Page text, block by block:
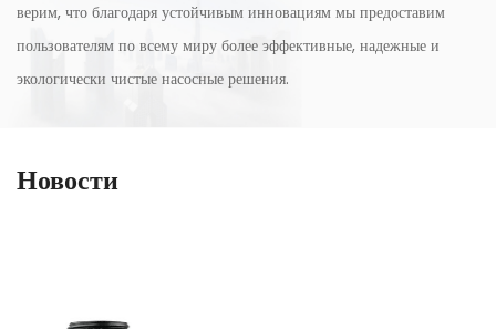
верим, что благодаря устойчивым инновациям мы предоставим
пользователям по всему миру более эффективные, надежные и
экологически чистые насосные решения.
Новости